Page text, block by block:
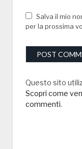
Salva il mio
per la prossima
Questo sito
Scopri come
commenti.